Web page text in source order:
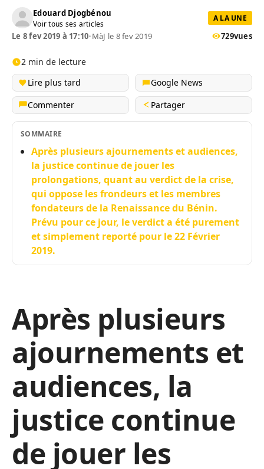
Edouard Djogbénou
Voir tous ses articles
A LA UNE
Le 8 fev 2019 à 17:10•MàJ le 8 fev 2019 729vues
2 min de lecture
Lire plus tard
Google News
Commenter
Partager
SOMMAIRE
Après plusieurs ajournements et audiences,
la justice continue de jouer les
prolongations, quant au verdict de la crise,
qui oppose les frondeurs et les membres
fondateurs de la Renaissance du Bénin.
Prévu pour ce jour, le verdict a été purement
et simplement reporté pour le 22 Février
2019.
Après plusieurs
ajournements et
audiences, la
justice continue
de jouer les